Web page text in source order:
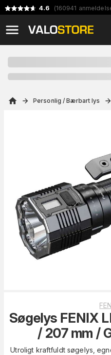
4.6 (160941
Personlig / Bærbart lys
Søgelys FENIX
/ 207 mm /
Utroligt kraftfuldt søgelys,